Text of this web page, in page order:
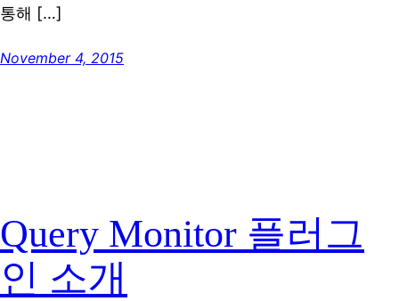
통해 […]
November 4, 2015
Query Monitor 플러그
인 소개